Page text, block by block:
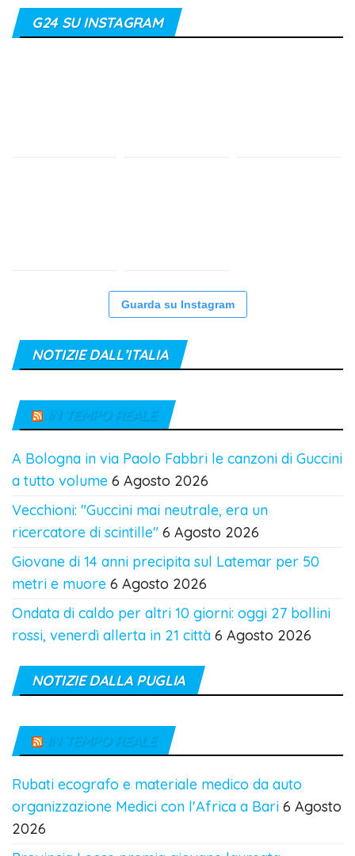
G24 SU INSTAGRAM
Guarda su Instagram
NOTIZIE DALL’ITALIA
IN TEMPO REALE
A Bologna in via Paolo Fabbri le canzoni di Guccini
a tutto volume 6 Agosto 2026
Vecchioni: "Guccini mai neutrale, era un
ricercatore di scintille" 6 Agosto 2026
Giovane di 14 anni precipita sul Latemar per 50
metri e muore 6 Agosto 2026
Ondata di caldo per altri 10 giorni: oggi 27 bollini
rossi, venerdì allerta in 21 città 6 Agosto 2026
NOTIZIE DALLA PUGLIA
IN TEMPO REALE
Rubati ecografo e materiale medico da auto
organizzazione Medici con l'Africa a Bari 6 Agosto
2026